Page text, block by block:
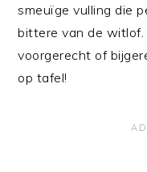
smeuïge vulling die
bittere van de witlof.
voorgerecht of
op tafel!